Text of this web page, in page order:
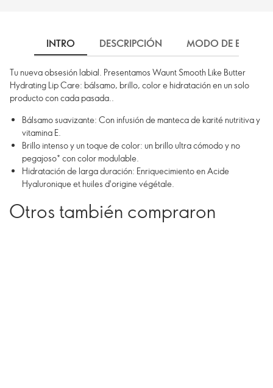
INTRO DESCRIPCIÓN MODO DE EMPLEO
Tu nueva obsesión labial. Presentamos Waunt Smooth Like Butter
Hydrating Lip Care: bálsamo, brillo, color e hidratación en un solo
producto con cada pasada..
Bálsamo suavizante: Con infusión de manteca de karité nutritiva y
vitamina E.
Brillo intenso y un toque de color: un brillo ultra cómodo y no
pegajoso* con color modulable.
Hidratación de larga duración: Enriquecimiento en Acide
Hyaluronique et huiles d'origine végétale.
Otros también compraron